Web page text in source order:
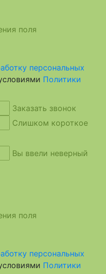
поля
персональных
Политики
Заказать звонок
Слишком короткое
Вы ввели неверный
поля
персональных
Политики